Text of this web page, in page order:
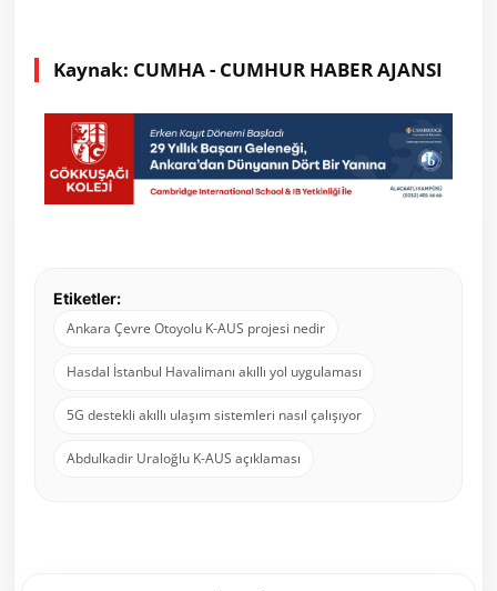
Kaynak: CUMHA - CUMHUR HABER AJANSI
Etiketler:
Ankara Çevre Otoyolu K-AUS projesi nedir
Hasdal İstanbul Havalimanı akıllı yol uygulaması
5G destekli akıllı ulaşım sistemleri nasıl çalışıyor
Abdulkadir Uraloğlu K-AUS açıklaması